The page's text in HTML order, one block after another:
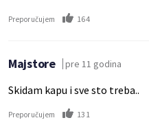
Preporučujem 164
Majstore pre 11 godina
Skidam kapu i sve sto treba..
Preporučujem 131